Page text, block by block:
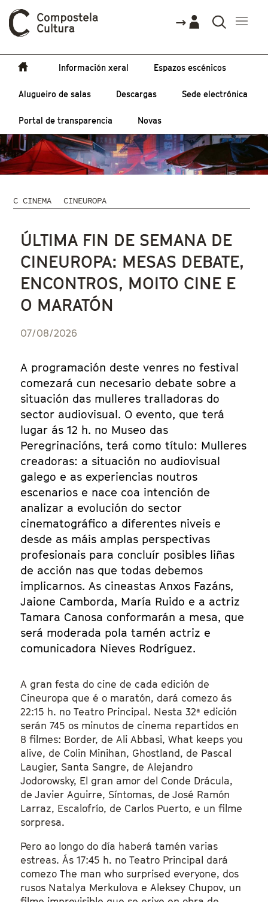
Información xeral Espazos escénicos
Alugueiro de salas Descargas Sede electrónica
Portal de transparencia Novas
C CINEMA CINEUROPA
Vostede está aquí
ÚLTIMA FIN DE SEMANA DE
CINEUROPA: MESAS DEBATE,
ENCONTROS, MOITO CINE E
O MARATÓN
07/08/2026
A programación deste venres no festival
comezará cun necesario debate sobre a
situación das mulleres tralladoras do
sector audiovisual. O evento, que terá
lugar ás 12 h. no Museo das
Peregrinacións, terá como título: Mulleres
creadoras: a situación no audiovisual
galego e as experiencias noutros
escenarios e nace coa intención de
analizar a evolución do sector
cinematográfico a diferentes niveis e
desde as máis amplas perspectivas
profesionais para concluír posibles liñas
de acción nas que todas debemos
implicarnos. As cineastas Anxos Fazáns,
Jaione Camborda, María Ruido e a actriz
Tamara Canosa conformarán a mesa, que
será moderada pola tamén actriz e
comunicadora Nieves Rodríguez.
A gran festa do cine de cada edición de
Cineuropa que é o maratón, dará comezo ás
22:15 h. no Teatro Principal. Nesta 32ª edición
serán 745 os minutos de cinema repartidos en
8 filmes: Border, de Ali Abbasi, What keeps you
alive, de Colin Minihan, Ghostland, de Pascal
Laugier, Santa Sangre, de Alejandro
Jodorowsky, El gran amor del Conde Drácula,
de Javier Aguirre, Síntomas, de José Ramón
Larraz, Escalofrío, de Carlos Puerto, e un filme
sorpresa.
Pero ao longo do día haberá tamén varias
estreas. Ás 17:45 h. no Teatro Principal dará
comezo The man who surprised everyone, dos
rusos Natalya Merkulova e Aleksey Chupov, un